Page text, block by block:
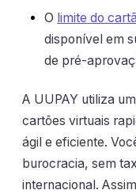
O limite do
disponível em
de pré-
A UUPAY utiliza
cartões virtuais
ágil e eficiente.
burocracia, sem
internacional.